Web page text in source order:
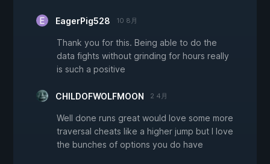
EagerPig528 10 8月
Thank you for this. Being able to do the
data fights without grinding for hours really
is such a positive
CHILDOFWOLFMOON 2 4月
Well done runs great would love some more
traversal cheats like a higher jump but I love
the bunches of options you do have